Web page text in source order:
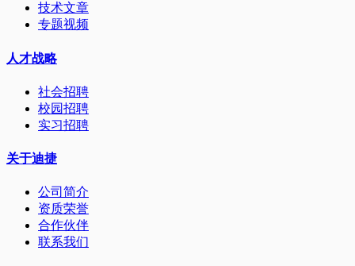
技术文章
专题视频
人才战略
社会招聘
校园招聘
实习招聘
关于迪捷
公司简介
资质荣誉
合作伙伴
联系我们